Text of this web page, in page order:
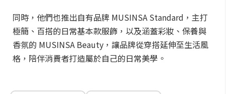
同時，他們也推出自有品牌 MUSINSA Standard，主打
極簡、百搭的日常基本款服飾，以及涵蓋彩妝、保養與
香氛的 MUSINSA Beauty，讓品牌從穿搭延伸至生活風
格，陪伴消費者打造屬於自己的日常美學。